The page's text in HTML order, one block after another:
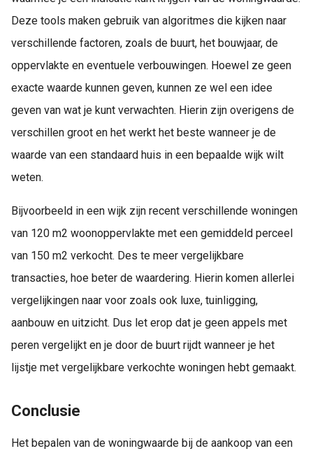
Deze tools maken gebruik van algoritmes die kijken naar
verschillende factoren, zoals de buurt, het bouwjaar, de
oppervlakte en eventuele verbouwingen. Hoewel ze geen
exacte waarde kunnen geven, kunnen ze wel een idee
geven van wat je kunt verwachten. Hierin zijn overigens de
verschillen groot en het werkt het beste wanneer je de
waarde van een standaard huis in een bepaalde wijk wilt
weten.
Bijvoorbeeld in een wijk zijn recent verschillende woningen
van 120 m2 woonoppervlakte met een gemiddeld perceel
van 150 m2 verkocht. Des te meer vergelijkbare
transacties, hoe beter de waardering. Hierin komen allerlei
vergelijkingen naar voor zoals ook luxe, tuinligging,
aanbouw en uitzicht. Dus let erop dat je geen appels met
peren vergelijkt en je door de buurt rijdt wanneer je het
lijstje met vergelijkbare verkochte woningen hebt gemaakt.
Conclusie
Het bepalen van de woningwaarde bij de aankoop van een